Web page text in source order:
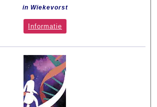
in Wiekevorst
Informatie